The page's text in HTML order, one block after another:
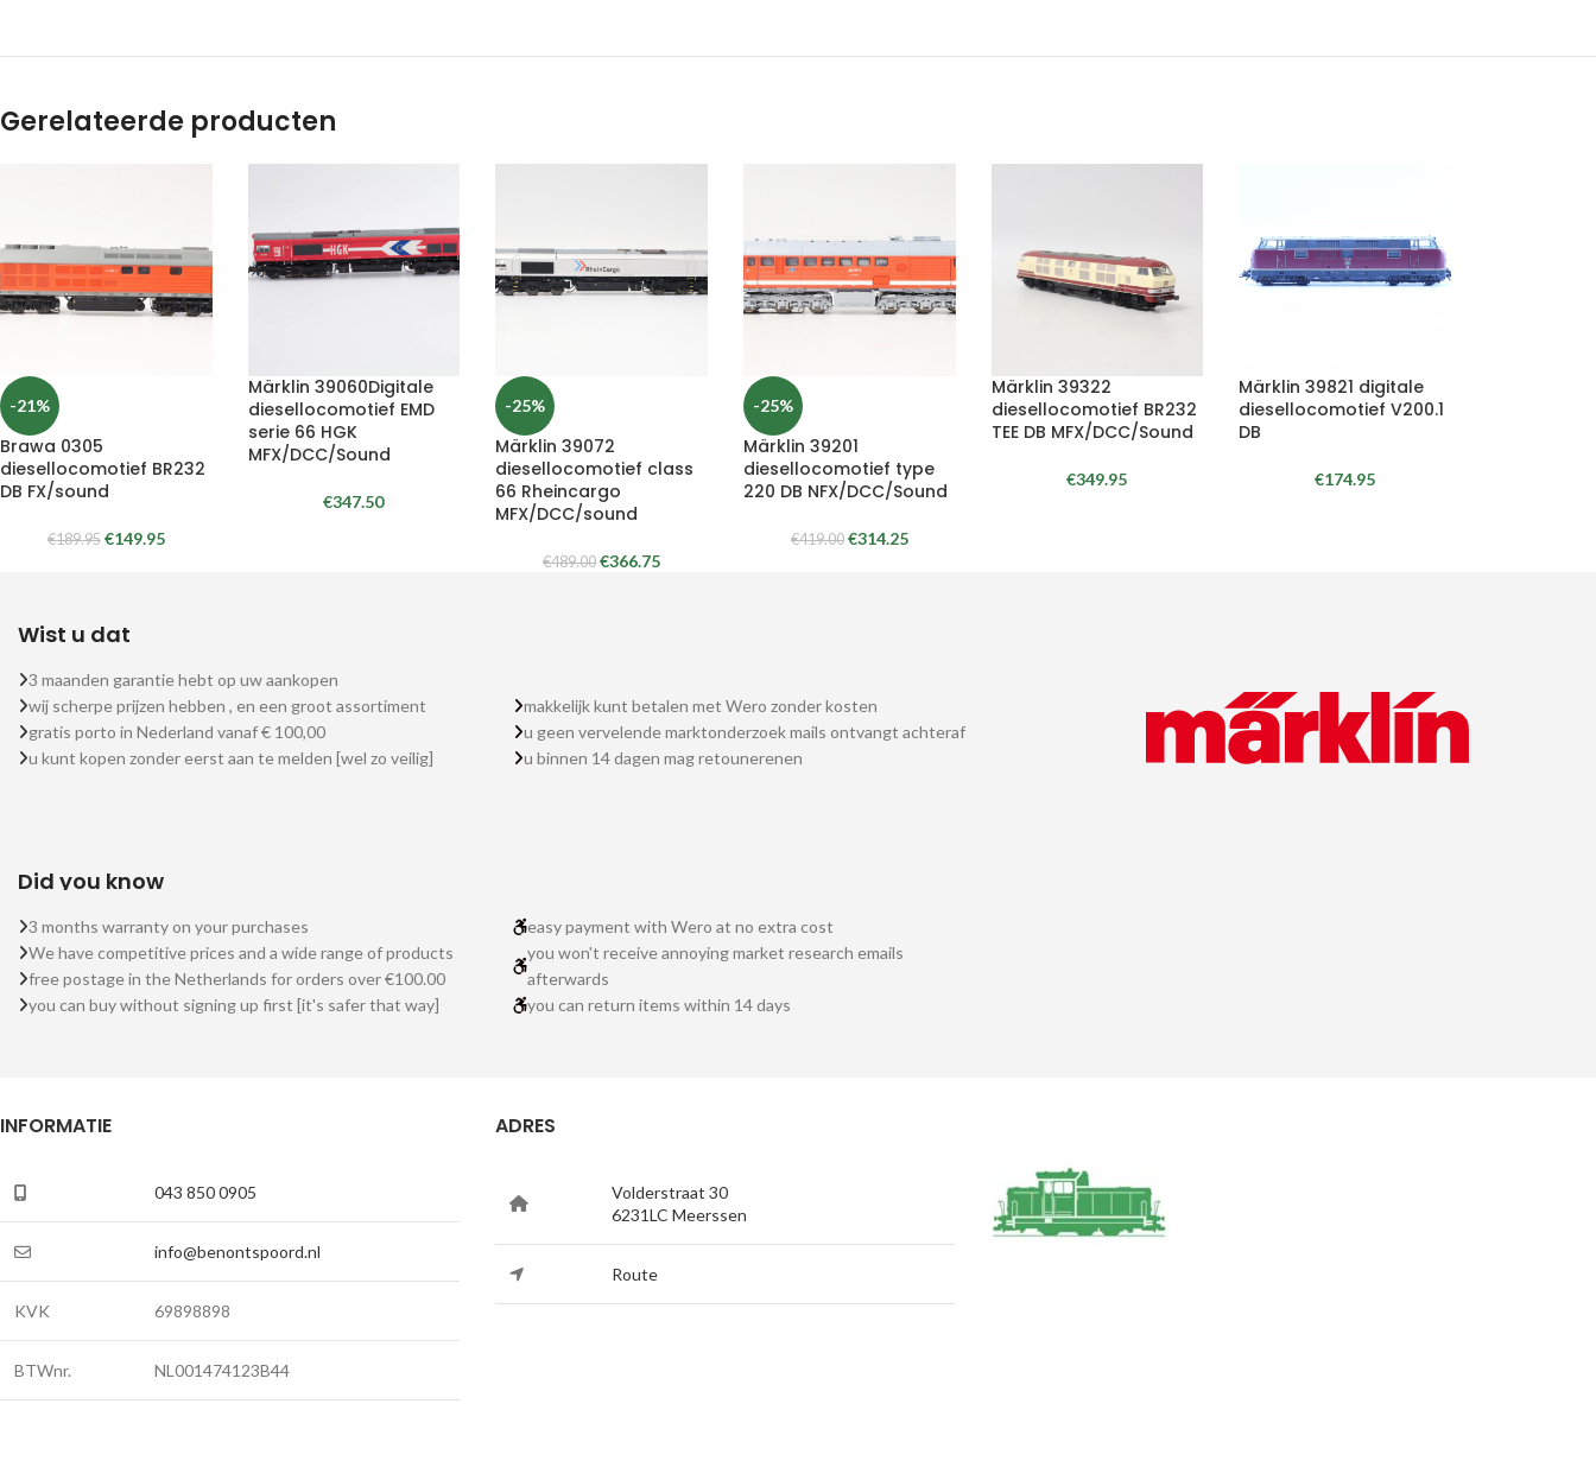
Gerelateerde producten
-21%
Brawa 0305
diesellocomotief BR232
DB FX/sound
€189.95 €149.95
Märklin 39060Digitale
diesellocomotief EMD
serie 66 HGK
MFX/DCC/Sound
€347.50
-25%
Märklin 39072
diesellocomotief class
66 Rheincargo
MFX/DCC/sound
€489.00 €366.75
-25%
Märklin 39201
diesellocomotief type
220 DB NFX/DCC/Sound
€419.00 €314.25
Märklin 39322
diesellocomotief BR232
TEE DB MFX/DCC/Sound
€349.95
Märklin 39821 digitale
diesellocomotief V200.1
DB
€174.95
Wist u dat
3 maanden garantie hebt op uw aankopen
wij scherpe prijzen hebben , en een groot assortiment
gratis porto in Nederland vanaf € 100,00
u kunt kopen zonder eerst aan te melden [wel zo veilig]
makkelijk kunt betalen met Wero zonder kosten
u geen vervelende marktonderzoek mails ontvangt achteraf
u binnen 14 dagen mag retounerenen
Did you know
3 months warranty on your purchases
We have competitive prices and a wide range of products
free postage in the Netherlands for orders over €100.00
you can buy without signing up first [it's safer that way]
easy payment with Wero at no extra cost
you won't receive annoying market research emails
afterwards
you can return items within 14 days
INFORMATIE
043 850 0905
info@benontspoord.nl
KVK 69898898
BTWnr. NL001474123B44
ADRES
Volderstraat 30
6231LC Meerssen
Route